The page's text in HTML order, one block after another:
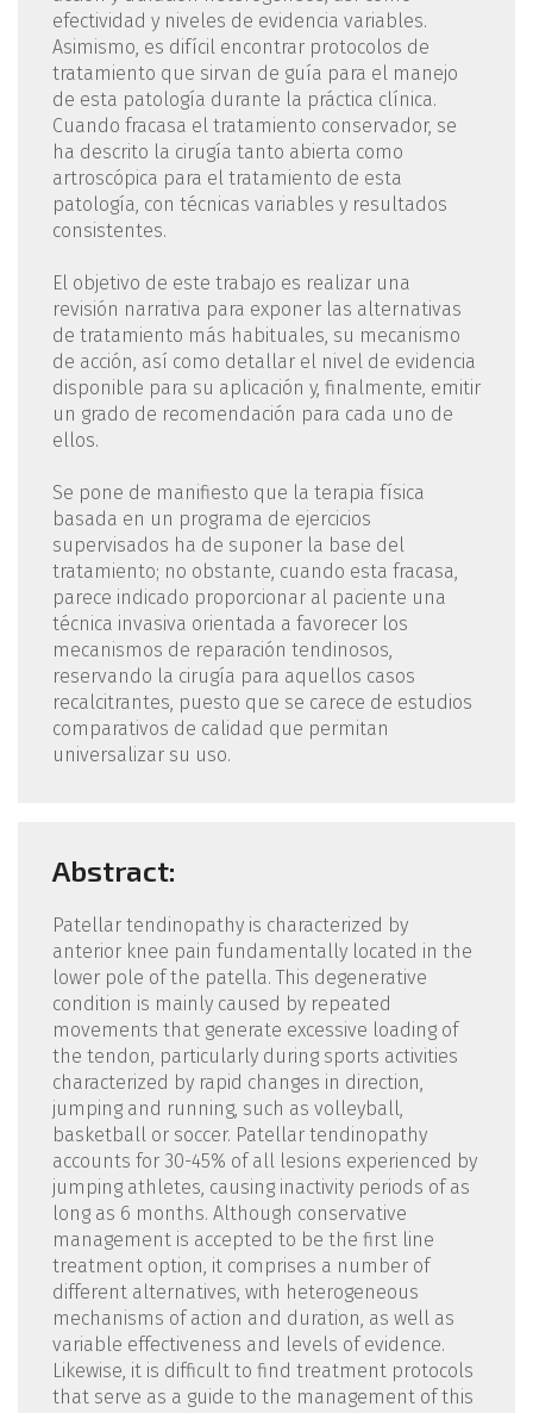
efectividad y niveles de evidencia variables.
Asimismo, es difícil encontrar protocolos de
tratamiento que sirvan de guía para el manejo
de esta patología durante la práctica clínica.
Cuando fracasa el tratamiento conservador, se
ha descrito la cirugía tanto abierta como
artroscópica para el tratamiento de esta
patología, con técnicas variables y resultados
consistentes.
El objetivo de este trabajo es realizar una
revisión narrativa para exponer las alternativas
de tratamiento más habituales, su mecanismo
de acción, así como detallar el nivel de evidencia
disponible para su aplicación y, finalmente, emitir
un grado de recomendación para cada uno de
ellos.
Se pone de manifiesto que la terapia física
basada en un programa de ejercicios
supervisados ha de suponer la base del
tratamiento; no obstante, cuando esta fracasa,
parece indicado proporcionar al paciente una
técnica invasiva orientada a favorecer los
mecanismos de reparación tendinosos,
reservando la cirugía para aquellos casos
recalcitrantes, puesto que se carece de estudios
comparativos de calidad que permitan
universalizar su uso.
Abstract:
Patellar tendinopathy is characterized by
anterior knee pain fundamentally located in the
lower pole of the patella. This degenerative
condition is mainly caused by repeated
movements that generate excessive loading of
the tendon, particularly during sports activities
characterized by rapid changes in direction,
jumping and running, such as volleyball,
basketball or soccer. Patellar tendinopathy
accounts for 30-45% of all lesions experienced by
jumping athletes, causing inactivity periods of as
long as 6 months. Although conservative
management is accepted to be the first line
treatment option, it comprises a number of
different alternatives, with heterogeneous
mechanisms of action and duration, as well as
variable effectiveness and levels of evidence.
Likewise, it is difficult to find treatment protocols
that serve as a guide to the management of this